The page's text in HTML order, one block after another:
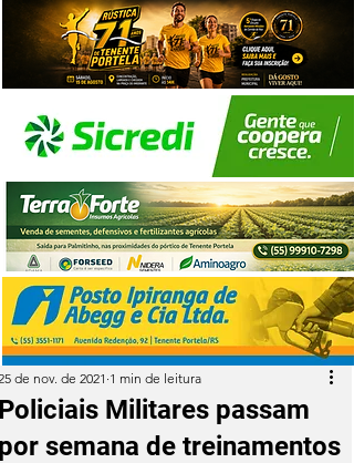
Militares passam
semana de treinamentos
de nov. de 2021 1 min de leitura